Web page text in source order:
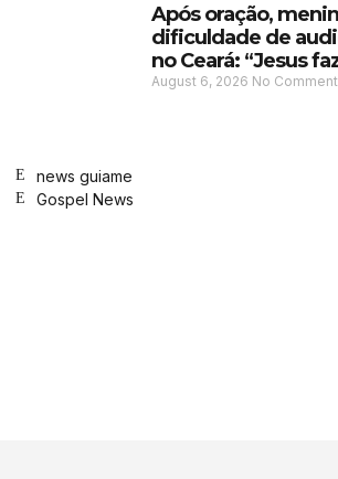
Após oração,
dificuldade de
no Ceará: “Jesus
August 6, 2026 No
news guiame
Gospel News